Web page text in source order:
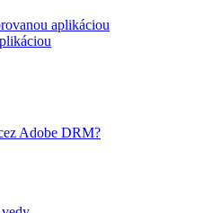
aplikáciou
Adobe DRM?